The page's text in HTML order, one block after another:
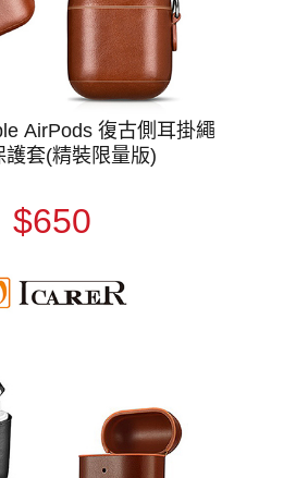
AirPods 復古側耳掛繩
護套(精裝限量版)
$650